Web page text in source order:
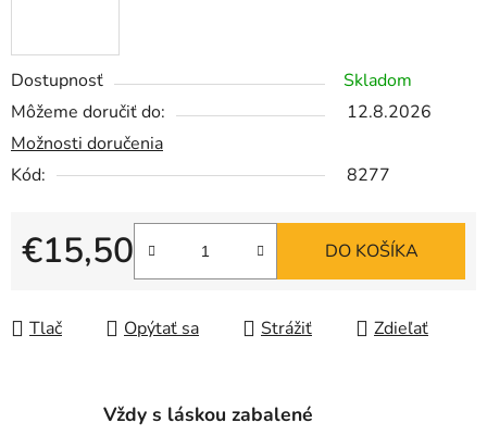
Dostupnosť
Skladom
Môžeme doručiť do:
12.8.2026
Možnosti doručenia
Kód:
8277
€15,50
Jednotková cena:
DO KOŠÍKA
Tlač Opýtať sa Strážiť Zdieľať
Vždy s láskou zabalené